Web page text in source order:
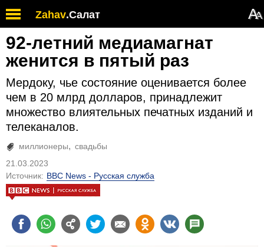
Zahav.Салат АА
92-летний медиамагнат
женится в пятый раз
Мердоку, чье состояние оценивается более
чем в 20 млрд долларов, принадлежит
множество влиятельных печатных изданий и
телеканалов.
миллионеры
свадьбы
21.03.2023
Источник: BBC News - Русская служба